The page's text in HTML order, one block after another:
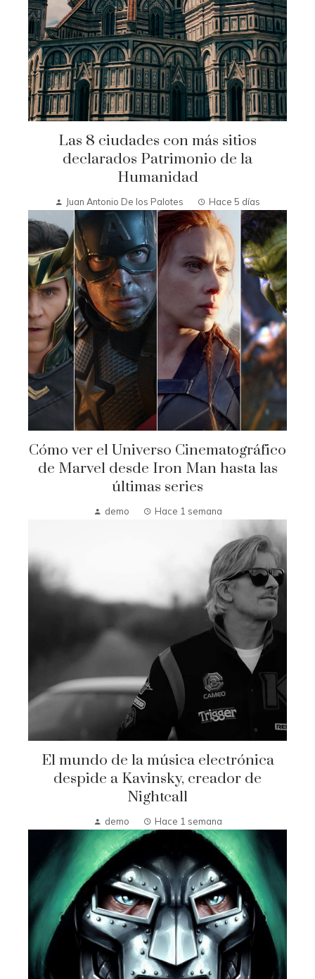
Las 8 ciudades con más sitios
declarados Patrimonio de la
Humanidad
Juan Antonio De los Palotes Hace 5 días
Cómo ver el Universo Cinematográfico
de Marvel desde Iron Man hasta las
últimas series
demo Hace 1 semana
El mundo de la música electrónica
despide a Kavinsky, creador de
Nightcall
demo Hace 1 semana